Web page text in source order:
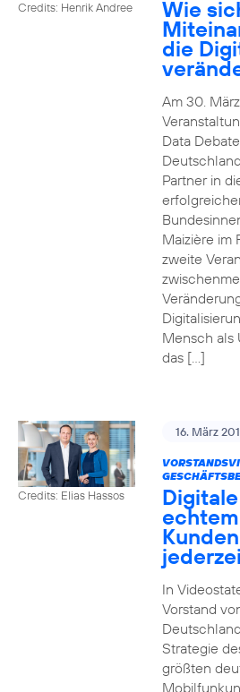
Credits: Henrik Andree Wie
die
Am 30.
Data
Partner in
Maizière im
zweite
Mensch als
das […]
Credits: Elias Hassos
16. März
echtem
In
Vorstand
Strategie
größten